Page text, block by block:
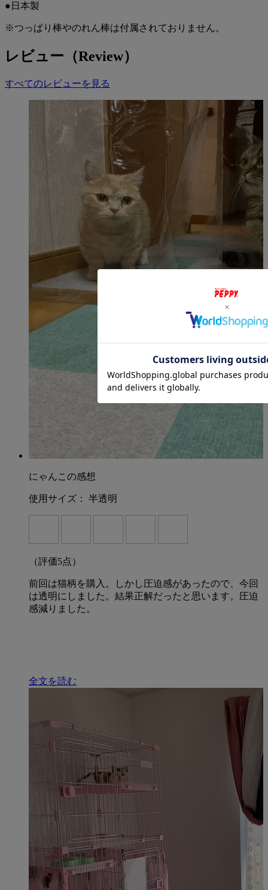
です。
●抗菌・防カビ仕様
市販のポールに本品を通し、突っ張って設置してください。
全犬種・全猫種
【ライフステージ】
・つっぱり棒やのれん棒は付属しておりません。別途ご用意
・棒を通す穴のサイズは、直径約40mmです。
・設置場所や使用するポールのサイズをご確認のうえ、ご使
用ください。
【こんな方におすすめ】
・ペットの通り道を確保しながら、冷気・暖気の流出を抑え
・冷暖房効率を上げて、光熱費対策をしたい方
・ドアを開けたままでも快適な室温を保ちたい方
・生活空間の目隠しや間仕切りとして使用したい方
●日本製
※つっぱり棒やのれん棒は付属されておりません。
レビュー（Review）
すべてのレビューを見る
にゃんこの感想
使用サイズ： 半透明
（評価5点）
前回は猫柄を購入。しかし圧迫感があったので、今回
は透明にしました。結果正解だったと思います。圧迫
感減りました。
全文を読む